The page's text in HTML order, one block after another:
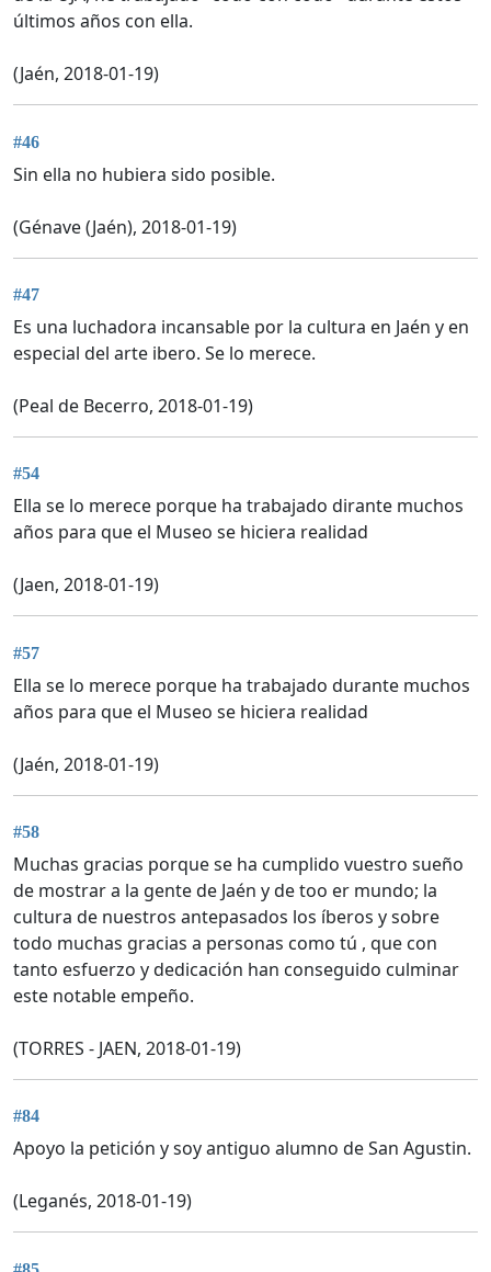
últimos años con ella.
(Jaén, 2018-01-19)
#46
Sin ella no hubiera sido posible.
(Génave (Jaén), 2018-01-19)
#47
Es una luchadora incansable por la cultura en Jaén y en
especial del arte ibero. Se lo merece.
(Peal de Becerro, 2018-01-19)
#54
Ella se lo merece porque ha trabajado dirante muchos
años para que el Museo se hiciera realidad
(Jaen, 2018-01-19)
#57
Ella se lo merece porque ha trabajado durante muchos
años para que el Museo se hiciera realidad
(Jaén, 2018-01-19)
#58
Muchas gracias porque se ha cumplido vuestro sueño
de mostrar a la gente de Jaén y de too er mundo; la
cultura de nuestros antepasados los íberos y sobre
todo muchas gracias a personas como tú , que con
tanto esfuerzo y dedicación han conseguido culminar
este notable empeño.
(TORRES - JAEN, 2018-01-19)
#84
Apoyo la petición y soy antiguo alumno de San Agustin.
(Leganés, 2018-01-19)